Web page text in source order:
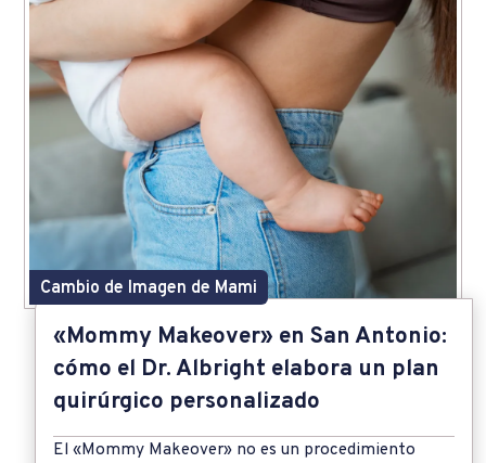
«Mommy Makeover» en San Antonio:
cómo el Dr. Albright elabora un plan
quirúrgico personalizado
El «Mommy Makeover» no es un procedimiento
Cambio de Imagen de Mami